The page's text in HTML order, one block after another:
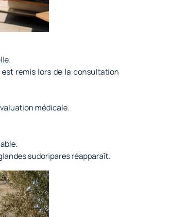
remis lors de la consultation
médicale.
sudoripares réapparaît.